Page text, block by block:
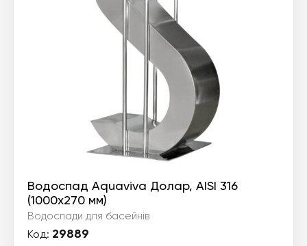
Водоспад Aquaviva Долар, AISI 316
(1000х270 мм)
Водоспади для басейнів
Код: 29889